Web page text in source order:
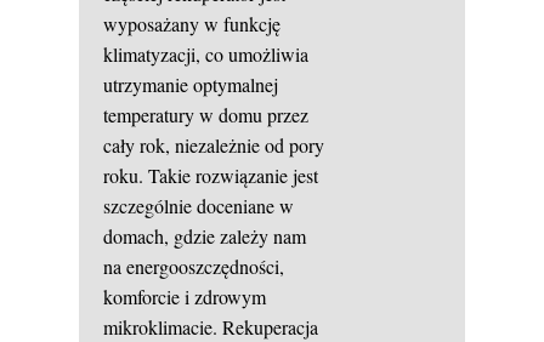
wyposażany w funkcję
klimatyzacji, co umożliwia
utrzymanie optymalnej
temperatury w domu przez
cały rok, niezależnie od pory
roku. Takie rozwiązanie jest
szczególnie doceniane w
domach, gdzie zależy nam
na energooszczędności,
komforcie i zdrowym
mikroklimacie. Rekuperacja